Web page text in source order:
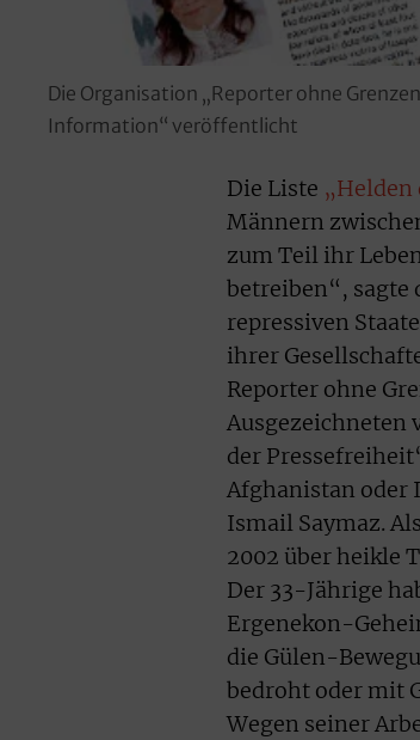
Die Organisation „Reporter ohne
Information“ veröffentlicht
Die Liste
Männern
zum Teil ihr
betreiben“, sagte
repressiven
ihrer
Reporter ohne
Ausgezeichneten
der
Afghanistan oder
Ismail Saymaz.
2002 über heikle
Der 33-Jährige
Ergenekon-
die Gülen-
bedroht oder mit
Wegen seiner